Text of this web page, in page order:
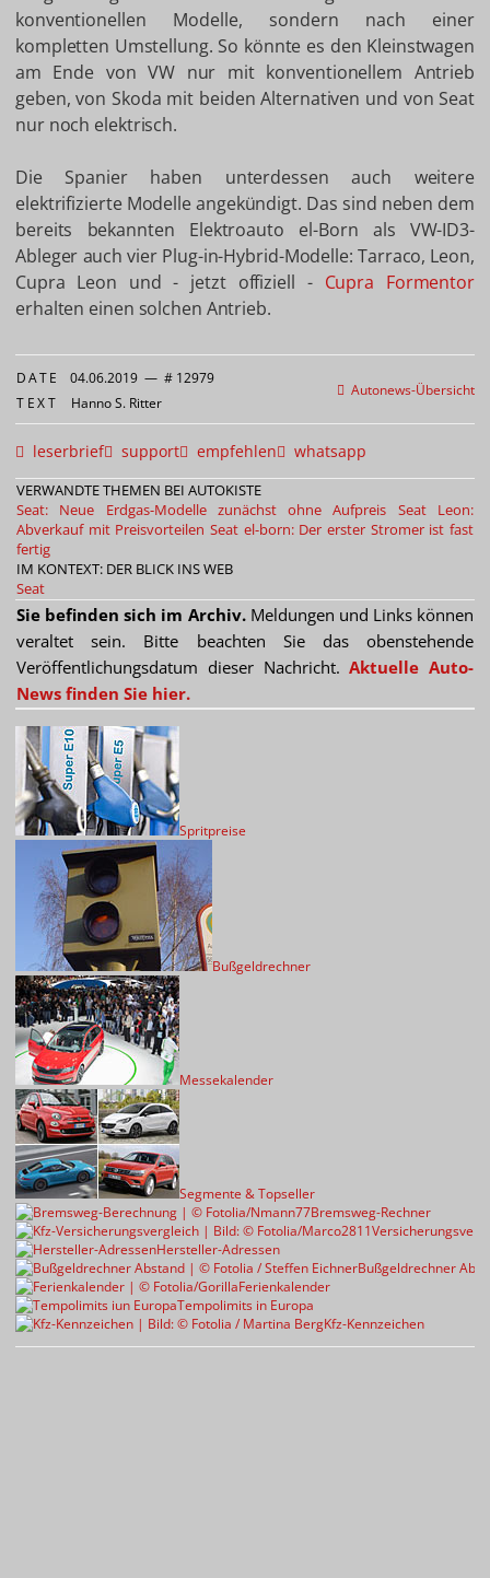
konventionellen Modelle, sondern nach einer
kompletten Umstellung. So könnte es den Kleinstwagen
am Ende von VW nur mit konventionellem Antrieb
geben, von Skoda mit beiden Alternativen und von Seat
nur noch elektrisch.
Die Spanier haben unterdessen auch weitere
elektrifizierte Modelle angekündigt. Das sind neben dem
bereits bekannten Elektroauto el-Born als VW-ID3-
Ableger auch vier Plug-in-Hybrid-Modelle: Tarraco, Leon,
Cupra Leon und - jetzt offiziell - Cupra Formentor
erhalten einen solchen Antrieb.
Autonews-Übersicht
DATE 04.06.2019 — # 12979
TEXT Hanno S. Ritter
leserbrief support empfehlen whatsapp
VERWANDTE THEMEN BEI AUTOKISTE
Seat: Neue Erdgas-Modelle zunächst ohne Aufpreis
Seat Leon:
Abverkauf mit Preisvorteilen Seat el-born: Der erster Stromer ist fast
fertig
IM KONTEXT: DER BLICK INS WEB
Seat
Sie befinden sich im Archiv.Meldungen und Links können
veraltet sein. Bitte beachten Sie das obenstehende
Veröffentlichungsdatum dieser Nachricht.Aktuelle Auto-
News finden Sie hier.
Spritpreise
Bußgeldrechner
Messekalender
Segmente & Topseller
Bremsweg-Rechner
Hersteller-Adressen
Bußgeldrechner
Ferienkalender
Tempolimits in Europa
Kfz-Kennzeichen